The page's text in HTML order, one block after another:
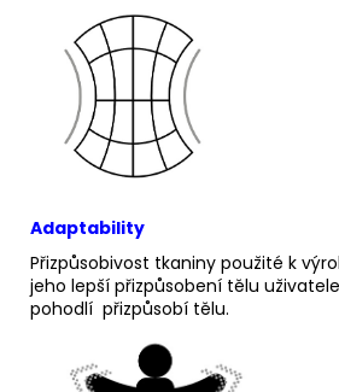
Adaptability
Přizpůsobivost tkaniny použité k
jeho lepší přizpůsobení tělu
pohodlí přizpůsobí tělu.